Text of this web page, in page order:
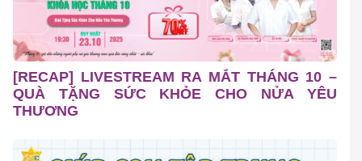
[RECAP] LIVESTREAM RA MẮT THÁNG 10 –
QUÀ TẶNG SỨC KHỎE CHO NỬA YÊU
THƯƠNG